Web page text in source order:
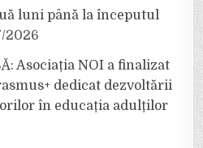
luni până la începutul
2026
Asociația NOI a finalizat
dedicat dezvoltării
în educația adulților